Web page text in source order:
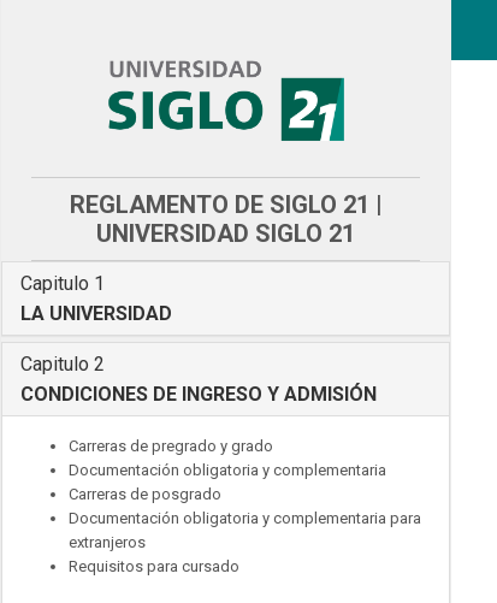
REGLAMENTO DE SIGLO 21 |
UNIVERSIDAD SIGLO 21
Capitulo 1
LA UNIVERSIDAD
Capitulo 2
CONDICIONES DE INGRESO Y ADMISIÓN
Carreras de pregrado y grado
Documentación obligatoria y complementaria
Carreras de posgrado
Documentación obligatoria y complementaria para
extranjeros
Requisitos para cursado